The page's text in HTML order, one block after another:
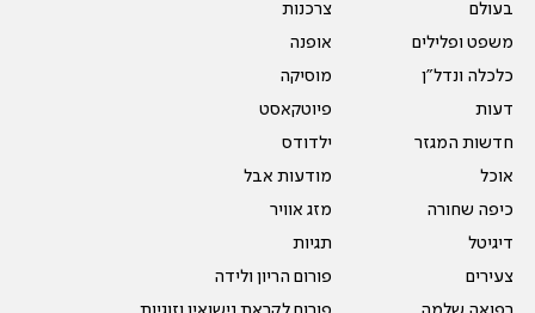
בעולם
משפט ופלילים
כלכלה ונדל"ן
דעות
חדשות המגזר
אוכל
כיפה שחורה
דיגיטל
צעירים
צרכנות
אופנה
מוסיקה
פיוטקאסט
ילדודס
מודעות אבל
מזג אוויר
תגיות
פורום הריון ולידה